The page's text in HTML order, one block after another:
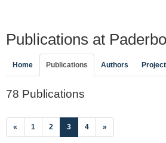
Publications at
Home Publications Authors
78 Publications
« 1 2 3(current)
4 »